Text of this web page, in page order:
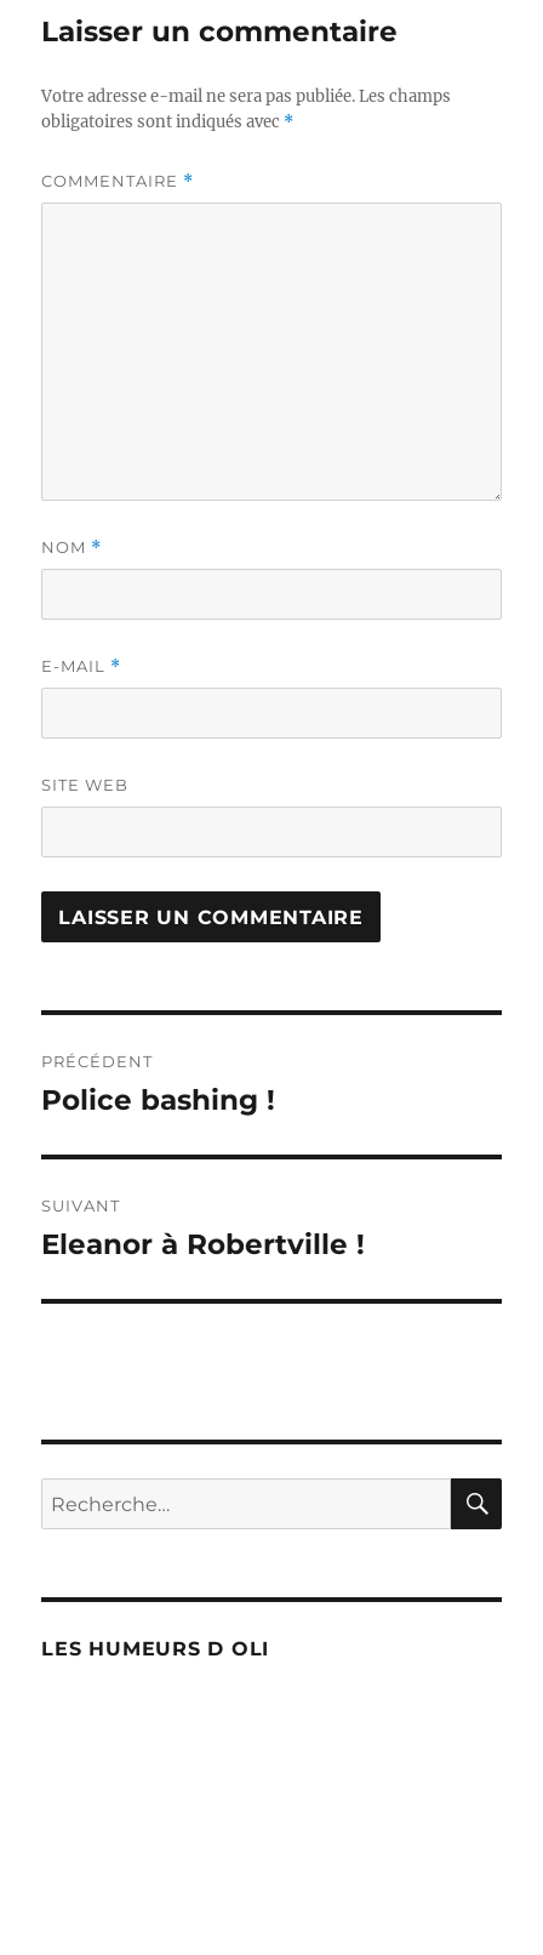
Laisser un commentaire
Votre adresse e-mail ne sera pas publiée. Les champs
obligatoires sont indiqués avec *
COMMENTAIRE *
NOM *
E-MAIL *
SITE WEB
de
PRÉCÉDENT
Publication
Police bashing !
SUIVANT
Publication
Eleanor à Robertville !
Recherche
pour :
LES HUMEURS D OLI